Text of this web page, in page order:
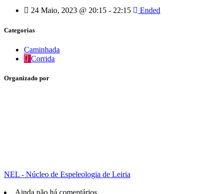
24 Maio, 2023 @ 20:15 - 22:15 Ended
Categorias
Caminhada
Corrida
Organizado por
NEL - Núcleo de Espeleologia de Leiria
Ainda não há comentários.